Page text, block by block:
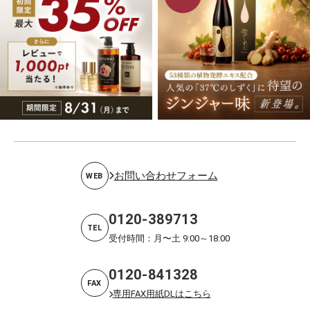
WEB お問い合わせフォーム
TEL 0120-389713
受付時間：月〜土 9:00～18:00
FAX 0120-841328
専用FAX用紙DLはこちら